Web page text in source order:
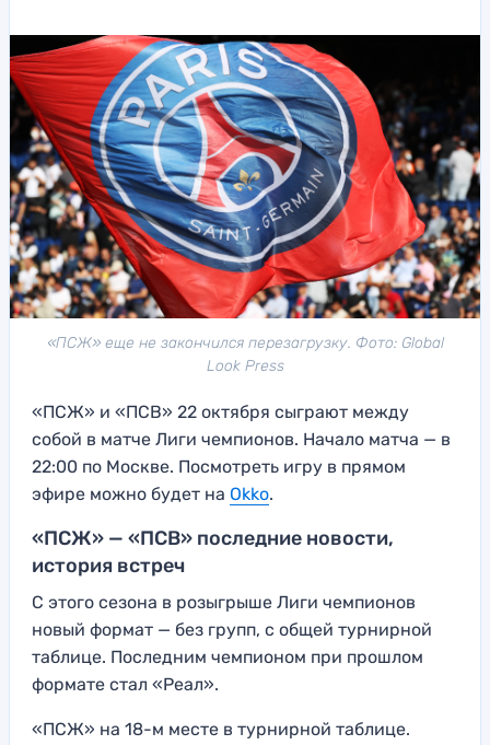
«ПСЖ» еще не закончился перезагрузку. Фото: Global
Look Press
«ПСЖ» и «ПСВ» 22 октября сыграют между
собой в матче Лиги чемпионов. Начало матча — в
22:00 по Москве. Посмотреть игру в прямом
эфире можно будет на Okko.
«ПСЖ» — «ПСВ» последние новости,
история встреч
С этого сезона в розыгрыше Лиги чемпионов
новый формат — без групп, с общей турнирной
таблице. Последним чемпионом при прошлом
формате стал «Реал».
«ПСЖ» на 18-м месте в турнирной таблице.